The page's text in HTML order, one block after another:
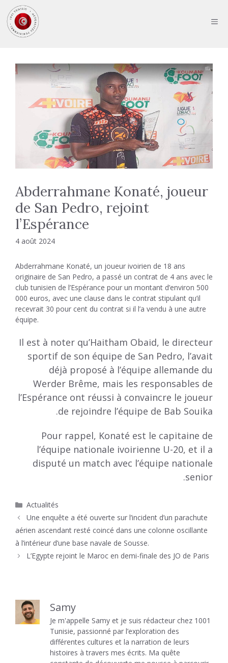
au
contenu
Abderrahmane Konaté, joueur
de San Pedro, rejoint
l’Espérance
4 août 2024
Abderrahmane Konaté, un joueur ivoirien de 18 ans
originaire de San Pedro, a passé un contrat de 4 ans avec le
club tunisien de l’Espérance pour un montant d’environ 500
000 euros, avec une clause dans le contrat stipulant qu’il
recevrait 30 pour cent du contrat si il l’a vendu à une autre
équipe.
Il est à noter qu’Haitham Obaid, le directeur
sportif de son équipe de San Pedro, l’avait
déjà proposé à l’équipe allemande du
Werder Brême, mais les responsables de
l’Espérance ont réussi à convaincre le joueur
de rejoindre l’équipe de Bab Souika.
Pour rappel, Konaté est le capitaine de
l’équipe nationale ivoirienne U-20, et il a
disputé un match avec l’équipe nationale
senior.
Catégories
Actualités
Une enquête a été ouverte sur l’incident d’un parachute
aérien ascendant resté coincé dans une colonne oscillante
à l’intérieur d’une base navale de Sousse.
L’Egypte rejoint le Maroc en demi-finale des JO de Paris
Samy
Je m'appelle Samy et je suis rédacteur chez 1001
Tunisie, passionné par l’exploration des
différentes cultures et la narration de leurs
histoires à travers mes écrits. Ma quête